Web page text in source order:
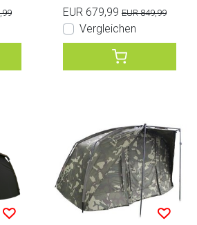
EUR 679,99 EUR 849,99
Vergleichen